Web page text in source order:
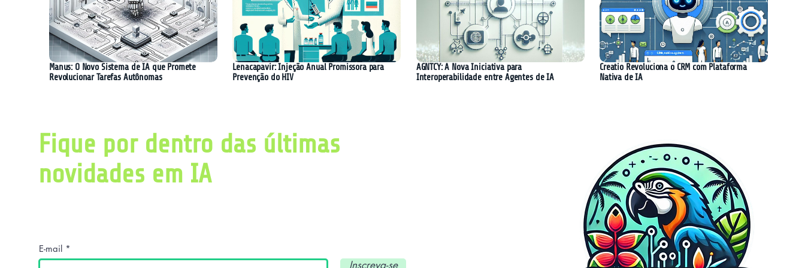
Manus: O Novo Sistema de IA que Promete
Revolucionar Tarefas Autônomas
Lenacapavir: Injeção Anual Promissora para
Prevenção do HIV
AGNTCY: A Nova Iniciativa para
Interoperabilidade entre Agentes de IA
Creatio Revoluciona o CRM com Plataforma
Nativa de IA
Fique por dentro das últimas
novidades em IA
E-mail
Inscreva-se